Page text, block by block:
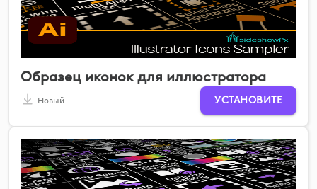
Образец иконок для иллюстратора
Новый УСТАНОВИТЕ